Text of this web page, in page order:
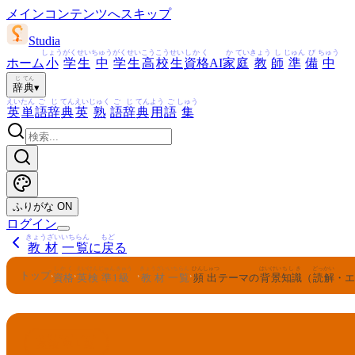
メインコンテンツへスキップ
Studia
ホーム 小
しょう
学
がく
生
せい
中
ちゅう
学
がく
生
せい
高
こう
校
こう
生
せい
資格
しかく
AI家
か
庭
てい
教
きょう
師
し
準
じゅん
備
び
中
ちゅう
辞
じ
典
てん
▾
英
えい
単
たん
語
ご
辞
じ
典
てん
英
えい
熟
じゅく
語
ご
辞
じ
典
てん
用
よう
語
ご
集
しゅう
ふりがな ON
ログイン
教材
きょうざい
一覧
いちらん
に 戻
もど
る
トップ›資格
しかく
›英検
えいけん
準
じゅん
1級
きゅう
› 教材
きょうざい
一覧
いちらん
› 頻出
ひんしゅつ
テーマの背景
はいけい
知識
ちしき
（ 読解
どっかい
・